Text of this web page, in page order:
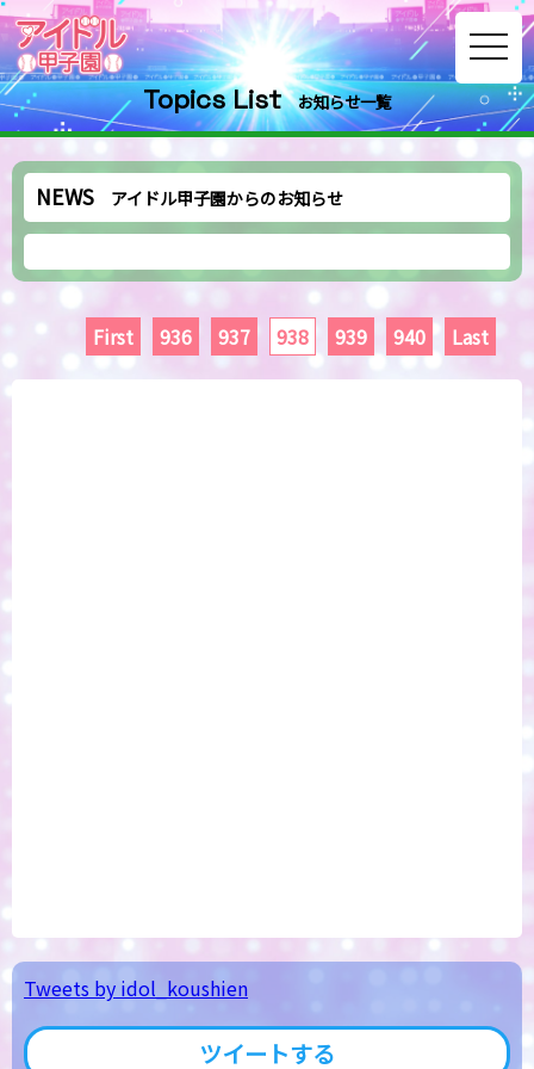
Topics List お知らせ一覧
NEWS アイドル甲子園からのお知らせ
First 936 937 938 939 940 Last
Tweets by idol_koushien
ツイートする
toggle